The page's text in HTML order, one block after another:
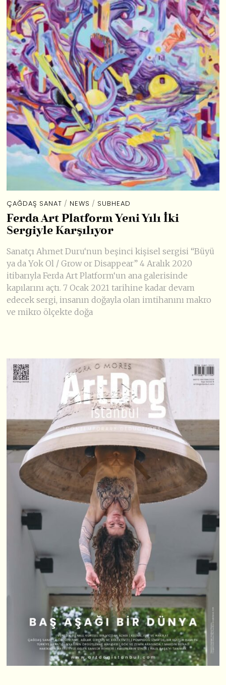
ÇAĞDAŞ SANAT / NEWS / SUBHEAD
Ferda Art Platform Yeni Yılı İki
Sergiyle Karşılıyor
Sanatçı Ahmet Duru‘nun beşinci kişisel sergisi “Büyü
ya da Yok Ol / Grow or Disappear” 4 Aralık 2020
itibarıyla Ferda Art Platform‘un ana galerisinde
kapılarını açtı. 7 Ocak 2021 tarihine kadar devam
edecek sergi, insanın doğayla olan imtihanını makro
ve mikro ölçekte doğa